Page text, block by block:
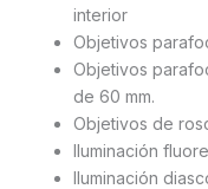
interior
Objetivos
Objetivos
de 60 mm.
Objetivos de
Iluminación
Iluminación